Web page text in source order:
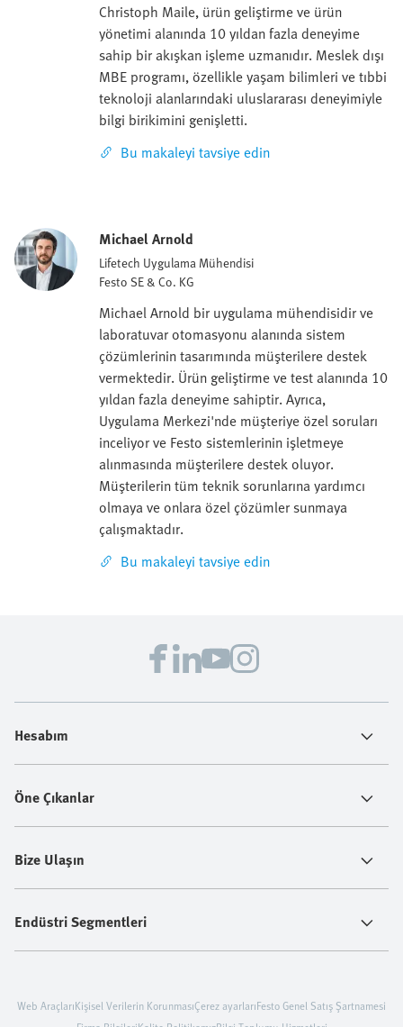
Christoph Maile, ürün geliştirme ve ürün
yönetimi alanında 10 yıldan fazla deneyime
sahip bir akışkan işleme uzmanıdır. Meslek dışı
MBE programı, özellikle yaşam bilimleri ve tıbbi
teknoloji alanlarındaki uluslararası deneyimiyle
bilgi birikimini genişletti.
Bu makaleyi tavsiye edin
Michael Arnold
Lifetech Uygulama Mühendisi
Festo SE & Co. KG
Michael Arnold bir uygulama mühendisidir ve
laboratuvar otomasyonu alanında sistem
çözümlerinin tasarımında müşterilere destek
vermektedir. Ürün geliştirme ve test alanında 10
yıldan fazla deneyime sahiptir. Ayrıca,
Uygulama Merkezi'nde müşteriye özel soruları
inceliyor ve Festo sistemlerinin işletmeye
alınmasında müşterilere destek oluyor.
Müşterilerin tüm teknik sorunlarına yardımcı
olmaya ve onlara özel çözümler sunmaya
çalışmaktadır.
Bu makaleyi tavsiye edin
Hesabım
Öne Çıkanlar
Bize Ulaşın
Endüstri Segmentleri
Web AraçlarıKişisel Verilerin KorunmasıÇerez ayarlarıFesto Genel Satış Şartnamesi